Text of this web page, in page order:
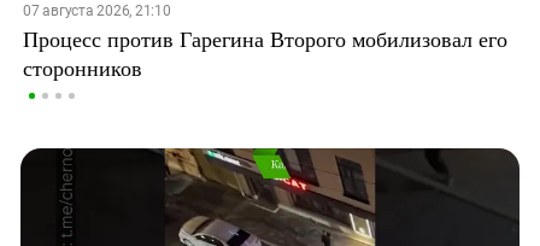
07 августа 2026, 21:10
Процесс против Гарегина Второго мобилизовал его
сторонников